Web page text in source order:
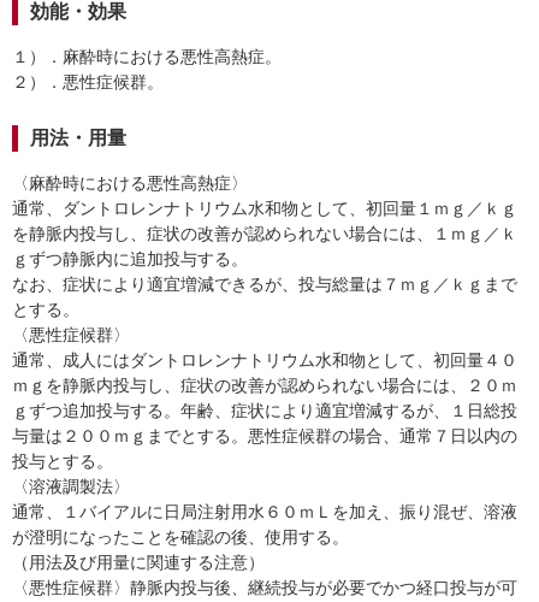
効能・効果
１）．麻酔時における悪性高熱症。
２）．悪性症候群。
用法・用量
〈麻酔時における悪性高熱症〉
通常、ダントロレンナトリウム水和物として、初回量１ｍｇ／ｋｇ
を静脈内投与し、症状の改善が認められない場合には、１ｍｇ／ｋ
ｇずつ静脈内に追加投与する。
なお、症状により適宜増減できるが、投与総量は７ｍｇ／ｋｇまで
とする。
〈悪性症候群〉
通常、成人にはダントロレンナトリウム水和物として、初回量４０
ｍｇを静脈内投与し、症状の改善が認められない場合には、２０ｍ
ｇずつ追加投与する。年齢、症状により適宜増減するが、１日総投
与量は２００ｍｇまでとする。悪性症候群の場合、通常７日以内の
投与とする。
〈溶液調製法〉
通常、１バイアルに日局注射用水６０ｍＬを加え、振り混ぜ、溶液
が澄明になったことを確認の後、使用する。
（用法及び用量に関連する注意）
〈悪性症候群〉静脈内投与後、継続投与が必要でかつ経口投与が可